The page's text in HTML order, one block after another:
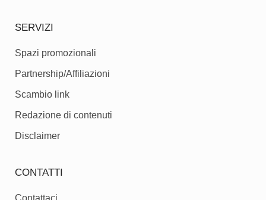
SERVIZI
Spazi promozionali
Partnership/Affiliazioni
Scambio link
Redazione di contenuti
Disclaimer
CONTATTI